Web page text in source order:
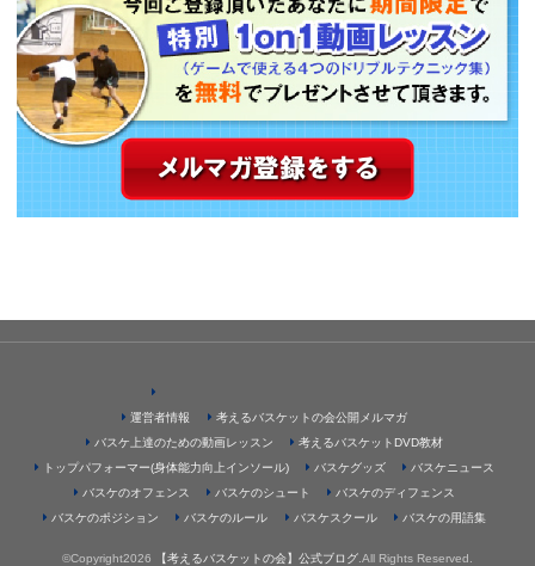
運営者情報
考えるバスケットの会公開メルマガ
バスケ上達のための動画レッスン
考えるバスケットDVD教材
トップパフォーマー(身体能力向上インソール)
バスケグッズ
バスケニュース
バスケのオフェンス
バスケのシュート
バスケのディフェンス
バスケのポジション
バスケのルール バスケスクール バスケの用語集
©Copyright2026 【考えるバスケットの会】公式ブログ .All Rights Reserved.